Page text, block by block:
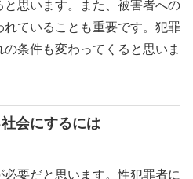
思います。また、被害者への
ていることも重要です。犯罪
条件も変わってくると思いま
会にするには
要だと思います。性犯罪者に